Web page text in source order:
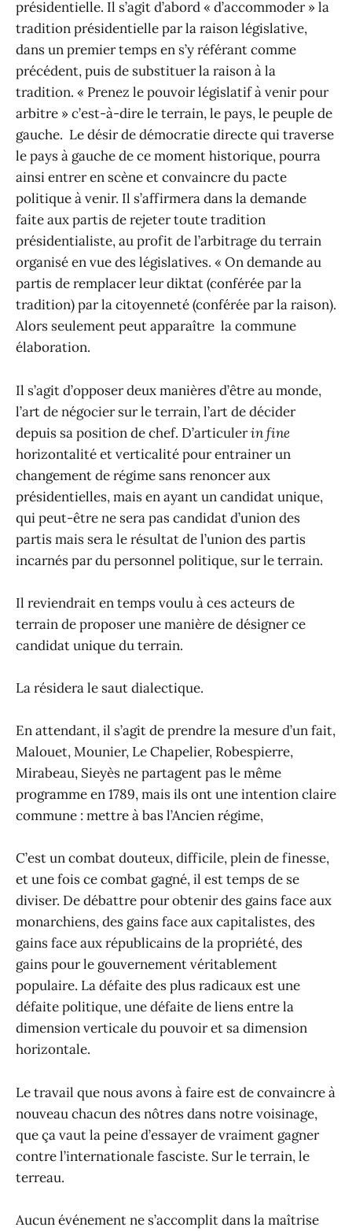
présidentielle. Il s’agit d’abord « d’accommoder » la
tradition présidentielle par la raison législative,
dans un premier temps en s’y référant comme
précédent, puis de substituer la raison à la
tradition. « Prenez le pouvoir législatif à venir pour
arbitre » c’est-à-dire le terrain, le pays, le peuple de
gauche. Le désir de démocratie directe qui traverse
le pays à gauche de ce moment historique, pourra
ainsi entrer en scène et convaincre du pacte
politique à venir. Il s’affirmera dans la demande
faite aux partis de rejeter toute tradition
présidentialiste, au profit de l’arbitrage du terrain
organisé en vue des législatives. « On demande au
partis de remplacer leur diktat (conférée par la
tradition) par la citoyenneté (conférée par la raison).
Alors seulement peut apparaître la commune
élaboration.
Il s’agit d’opposer deux manières d’être au monde,
l’art de négocier sur le terrain, l’art de décider
depuis sa position de chef. D’articulerin fine
horizontalité et verticalité pour entrainer un
changement de régime sans renoncer aux
présidentielles, mais en ayant un candidat unique,
qui peut-être ne sera pas candidat d’union des
partis mais sera le résultat de l’union des partis
incarnés par du personnel politique, sur le terrain.
Il reviendrait en temps voulu à ces acteurs de
terrain de proposer une manière de désigner ce
candidat unique du terrain.
La résidera le saut dialectique.
En attendant, il s’agit de prendre la mesure d’un fait,
Malouet, Mounier, Le Chapelier, Robespierre,
Mirabeau, Sieyès ne partagent pas le même
programme en 1789, mais ils ont une intention claire
commune : mettre à bas l’Ancien régime,
C’est un combat douteux, difficile, plein de finesse,
et une fois ce combat gagné, il est temps de se
diviser. De débattre pour obtenir des gains face aux
monarchiens, des gains face aux capitalistes, des
gains face aux républicains de la propriété, des
gains pour le gouvernement véritablement
populaire. La défaite des plus radicaux est une
défaite politique, une défaite de liens entre la
dimension verticale du pouvoir et sa dimension
horizontale.
Le travail que nous avons à faire est de convaincre à
nouveau chacun des nôtres dans notre voisinage,
que ça vaut la peine d’essayer de vraiment gagner
contre l’internationale fasciste. Sur le terrain, le
terreau.
Aucun événement ne s’accomplit dans la maîtrise